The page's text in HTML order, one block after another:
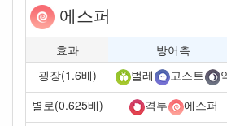
에스퍼
효과 방어측
굉장(1.6배)
벌레 고스트
별로(0.625배)
격투 에스퍼